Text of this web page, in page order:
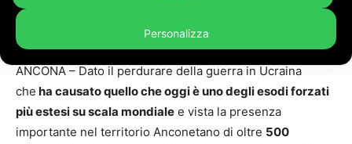
By 422
ANCONA – Dato il perdurare della guerra in Ucraina
che ha causato quello che oggi è uno degli esodi forzati
più estesi su scala mondiale e vista la presenza
importante nel territorio Anconetano di oltre 500
Personalizza